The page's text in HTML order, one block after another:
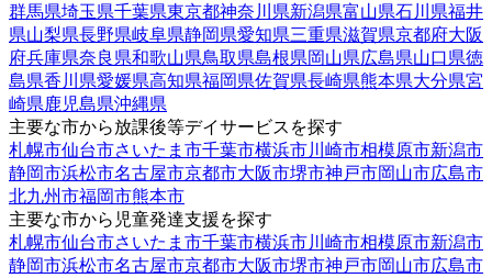
群馬県埼玉県千葉県東京都神奈川県新潟県富山県石川県福井
県山梨県長野県岐阜県静岡県愛知県三重県滋賀県京都府大阪
府兵庫県奈良県和歌山県鳥取県島根県岡山県広島県山口県徳
島県香川県愛媛県高知県福岡県佐賀県長崎県熊本県大分県宮
崎県鹿児島県沖縄県
主要な市から放課後等デイサービスを探す
札幌市仙台市さいたま市千葉市横浜市川崎市相模原市新潟市
静岡市浜松市名古屋市京都市大阪市堺市神戸市岡山市広島市
北九州市福岡市熊本市
主要な市から児童発達支援を探す
札幌市仙台市さいたま市千葉市横浜市川崎市相模原市新潟市
静岡市浜松市名古屋市京都市大阪市堺市神戸市岡山市広島市